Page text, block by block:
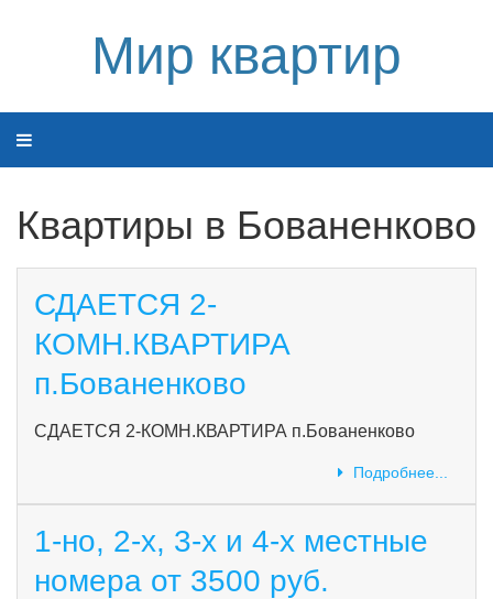
Мир квартир
Квартиры в Бованенково
СДАЕТСЯ 2-
КОМН.КВАРТИРА
п.Бованенково
СДАЕТСЯ 2-КОМН.КВАРТИРА п.Бованенково
Подробнее...
1-но, 2-х, 3-х и 4-х местные
номера от 3500 руб.